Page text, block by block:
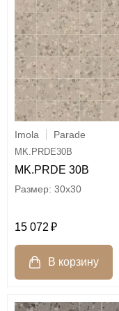
Imola Parade
MK.PRDE30B
MK.PRDE 30B
30x30
15 072